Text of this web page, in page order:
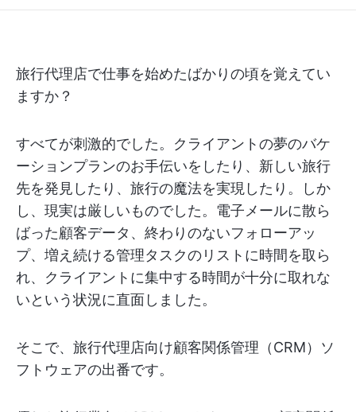
旅行代理店で仕事を始めたばかりの頃を覚えてい
ますか？
すべてが刺激的でした。クライアントの夢のバケ
ーションプランのお手伝いをしたり、新しい旅行
先を発見したり、旅行の魔法を実現したり。しか
し、現実は厳しいものでした。電子メールに散ら
ばった顧客データ、終わりのないフォローアッ
プ、増え続ける管理タスクのリストに時間を取ら
れ、クライアントに集中する時間が十分に取れな
いという状況に直面しました。
そこで、旅行代理店向け顧客関係管理（CRM）ソ
フトウェアの出番です。